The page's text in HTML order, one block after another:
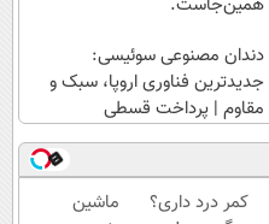
دندان مصنوعی سوئیسی:
جدیدترین فناوری اروپا، سبک و
مقاوم | پرداخت قسطی
کمر درد داری؟
ماشین